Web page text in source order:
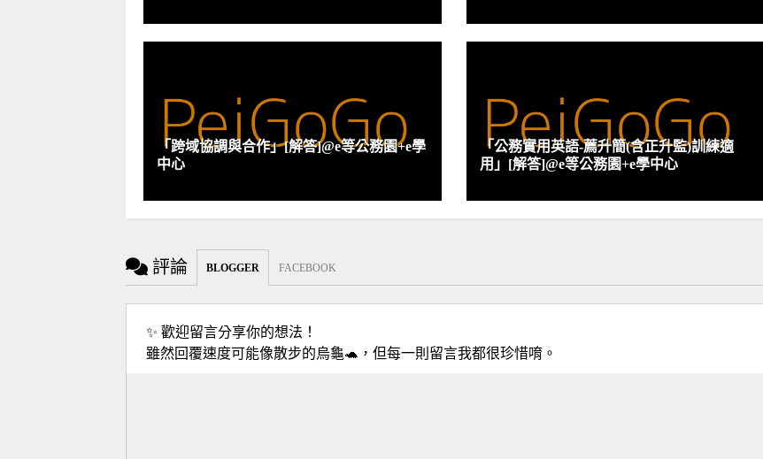
「跨域協調與合作」[解答]@e等公務園+e學
中心
「公務實用英語-薦升簡(含正升監)訓練適
用」[解答]@e等公務園+e學中心
評論 BLOGGER FACEBOOK
✨ 歡迎留言分享你的想法！
雖然回覆速度可能像散步的烏龜🐢，但每一則留言我都很珍惜唷。